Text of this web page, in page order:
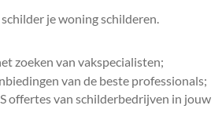
je woning schilderen.
zoeken van vakspecialisten;
van de beste professionals;
offertes van schilderbedrijven in jouw